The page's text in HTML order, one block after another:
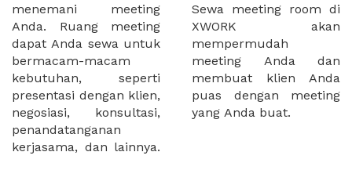
menemani meeting
Anda. Ruang meeting
dapat Anda sewa untuk
bermacam-macam
kebutuhan, seperti
presentasi dengan klien,
negosiasi, konsultasi,
penandatanganan
kerjasama, dan lainnya.
Sewa meeting room di
XWORK akan
mempermudah
meeting Anda dan
membuat klien Anda
puas dengan meeting
yang Anda buat.